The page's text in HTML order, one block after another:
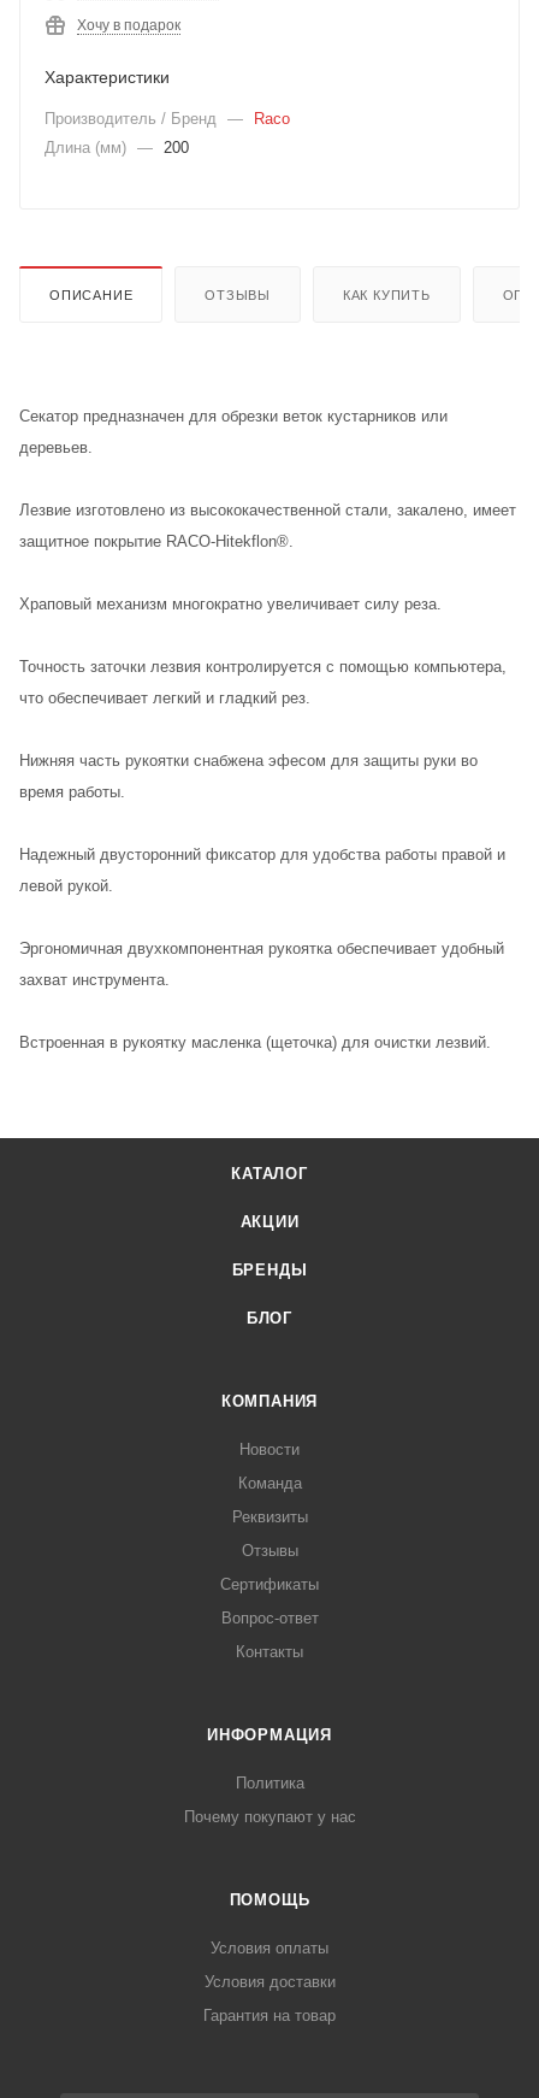
Хочу в подарок
Характеристики
Производитель / Бренд —
Raco
Длина (мм) — 200
ОПИСАНИЕ ОТЗЫВЫ КАК КУПИТЬ
Секатор предназначен для обрезки веток кустарников или
деревьев.
Лезвие изготовлено из высококачественной стали, закалено, имеет
защитное покрытие RACO-Hitekflon®.
Храповый механизм многократно увеличивает силу реза.
Точность заточки лезвия контролируется с помощью компьютера,
что обеспечивает легкий и гладкий рез.
Нижняя часть рукоятки снабжена эфесом для защиты руки во
время работы.
Надежный двусторонний фиксатор для удобства работы правой и
левой рукой.
Эргономичная двухкомпонентная рукоятка обеспечивает удобный
захват инструмента.
Встроенная в рукоятку масленка (щеточка) для очистки лезвий.
КАТАЛОГ
АКЦИИ
БРЕНДЫ
БЛОГ
КОМПАНИЯ
Новости
Команда
Реквизиты
Отзывы
Сертификаты
Вопрос-ответ
Контакты
ИНФОРМАЦИЯ
Политика
Почему покупают у нас
ПОМОЩЬ
Условия оплаты
Условия доставки
Гарантия на товар